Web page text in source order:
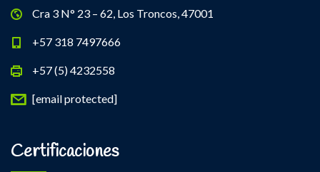
Cra 3 N° 23 – 62, Los Troncos, 47001
+57 318 7497666
+57 (5) 4232558
[email protected]
Certificaciones